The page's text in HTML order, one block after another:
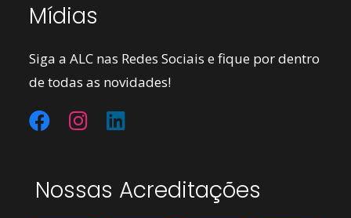
Mídias
Siga a ALC nas Redes Sociais e fique por dentro
de todas as novidades!
Nossas Acreditações